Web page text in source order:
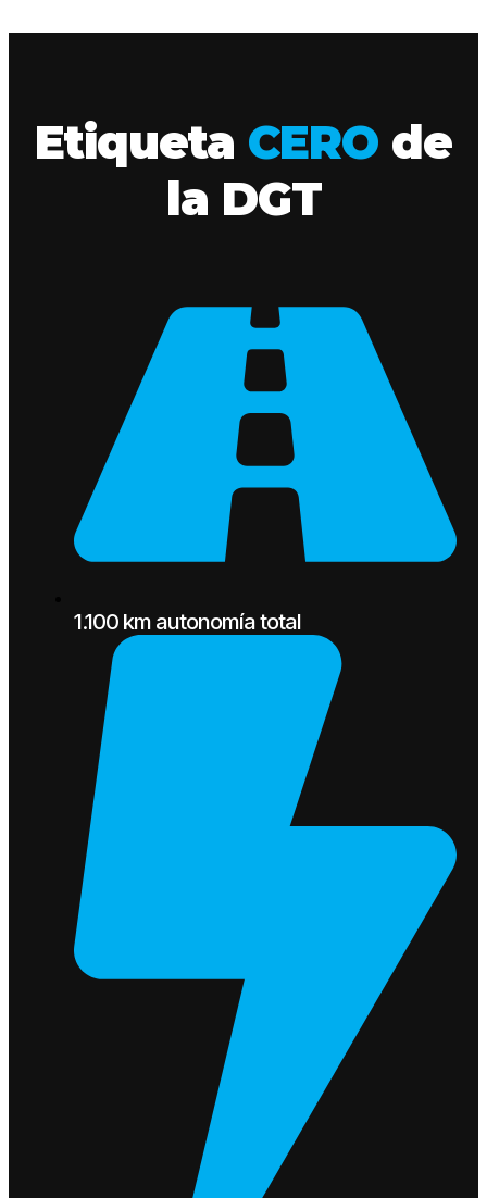
Etiqueta CERO de
la DGT
1.100 km autonomía total